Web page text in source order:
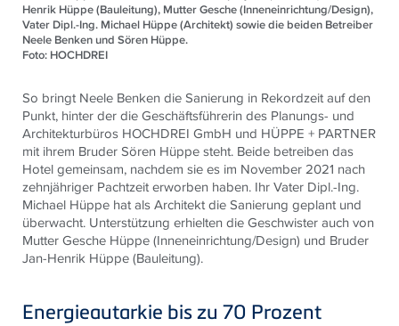
Henrik Hüppe (Bauleitung), Mutter Gesche (Inneneinrichtung/Design),
Vater Dipl.-Ing. Michael Hüppe (Architekt) sowie die beiden Betreiber
Neele Benken und Sören Hüppe.
Foto: HOCHDREI
So bringt Neele Benken die Sanierung in Rekordzeit auf den
Punkt, hinter der die Geschäftsführerin des Planungs- und
Architekturbüros HOCHDREI GmbH und HÜPPE + PARTNER
mit ihrem Bruder Sören Hüppe steht. Beide betreiben das
Hotel gemeinsam, nachdem sie es im November 2021 nach
zehnjähriger Pachtzeit erworben haben. Ihr Vater Dipl.-Ing.
Michael Hüppe hat als Architekt die Sanierung geplant und
überwacht. Unterstützung erhielten die Geschwister auch von
Mutter Gesche Hüppe (Inneneinrichtung/Design) und Bruder
Jan-Henrik Hüppe (Bauleitung).
Energieautarkie bis zu 70 Prozent